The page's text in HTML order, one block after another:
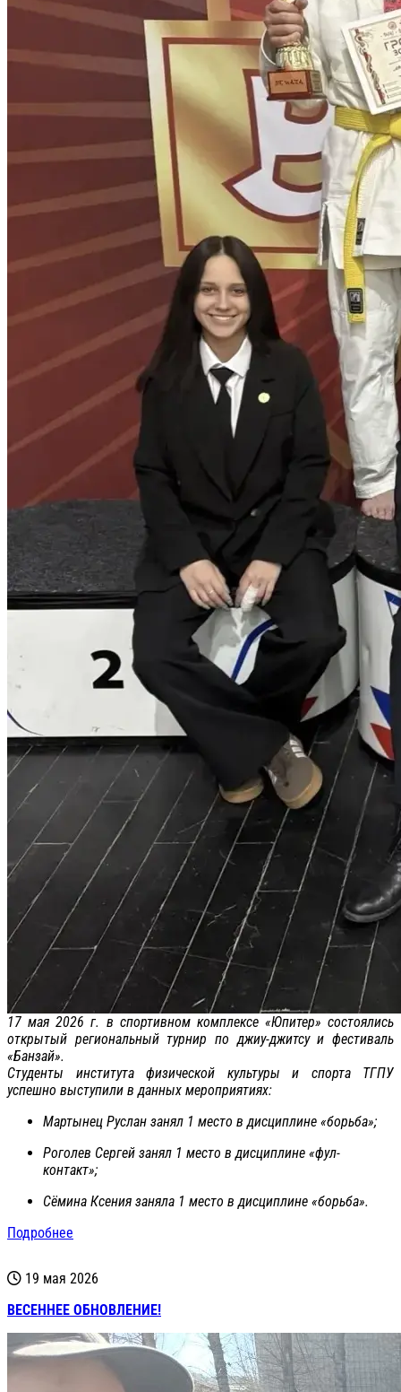
17 мая 2026 г. в спортивном комплексе «Юпитер» состоялись
открытый региональный турнир по джиу-джитсу и фестиваль
«Банзай».
Студенты института физической культуры и спорта ТГПУ
успешно выступили в данных мероприятиях:
Мартынец Руслан занял 1 место в дисциплине «борьба»;
Роголев Сергей занял 1 место в дисциплине «фул-
контакт»;
Сёмина Ксения заняла 1 место в дисциплине «борьба».
Подробнее
19 мая 2026
ВЕСЕННЕЕ ОБНОВЛЕНИЕ!